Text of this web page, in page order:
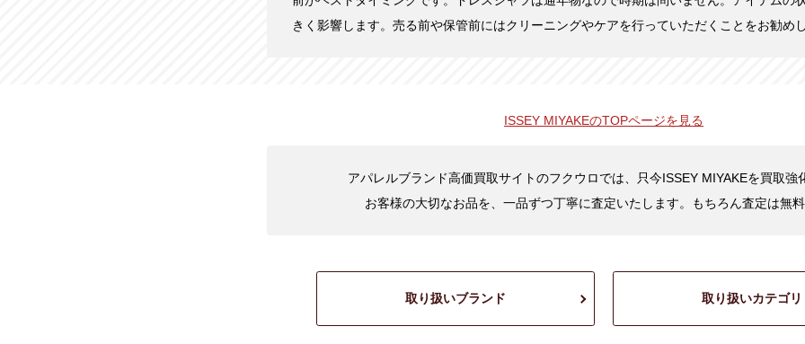
きく影響します。売る前や保管前にはクリーニングやケアを行っていただくことをお勧め
ISSEY MIYAKEのTOPページを見る
アパレルブランド高価買取サイトのフクウロでは、只今ISSEY MIYAKEを買取強
お客様の大切なお品を、一品ずつ丁寧に査定いたします。もちろん査定は無
取り扱いブランド 取り扱いカテゴリ